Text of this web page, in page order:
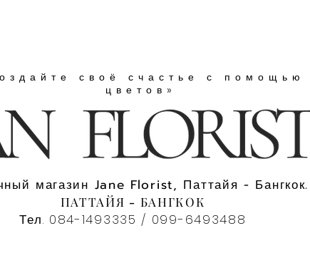
своё счастье с помощью
цветов»
магазин Jane Florist, Паттайя - Бангкок.
ПАТТАЙЯ - БАНГКОК
Тел. 084-1493335 / 099-6493488